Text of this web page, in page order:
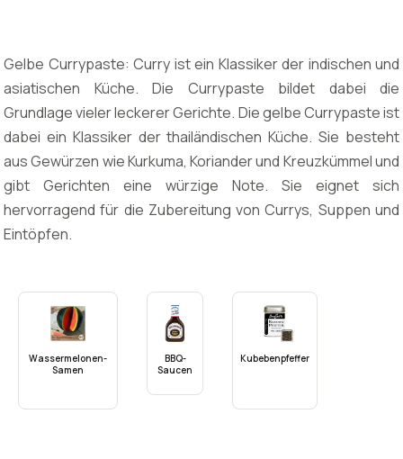
Gelbe Currypaste: Curry ist ein Klassiker der indischen und
asiatischen Küche. Die Currypaste bildet dabei die
Grundlage vieler leckerer Gerichte. Die gelbe Currypaste ist
dabei ein Klassiker der thailändischen Küche. Sie besteht
aus Gewürzen wie Kurkuma, Koriander und Kreuzkümmel und
gibt Gerichten eine würzige Note. Sie eignet sich
hervorragend für die Zubereitung von Currys, Suppen und
Eintöpfen.
Wassermelonen-
Samen
BBQ-
Saucen
Kubebenpfeffer